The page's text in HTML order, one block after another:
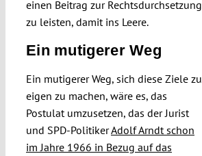
einen Beitrag zur Rechtsdurchsetzung
zu leisten, damit ins Leere.
Ein mutigerer Weg
Ein mutigerer Weg, sich diese Ziele zu
eigen zu machen, wäre es, das
Postulat umzusetzen, das der Jurist
und SPD-PolitikerAdolf Arndt schon
im Jahre 1966 in Bezug auf das